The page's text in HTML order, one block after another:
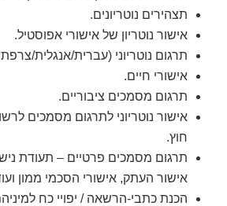
תצהירים נוטריונים.
אישור נוטריון של אישורי אפוסטיל.
תרגום נוטריוני (עברית/אנגלית/
אישורי חיים.
תרגום מסמכים ציבוריים.
אישור נוטריוני לתרגום מסמכים
חוץ.
תרגום מסמכים פרטיים – תעודת
אישור העתק, אישורי הסכמי ממון
הכנת כתבי-הרשאה / יפויי כח